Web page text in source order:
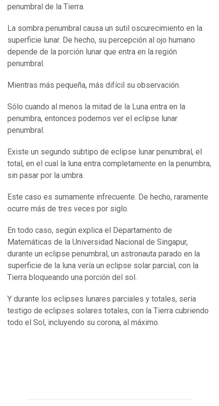
penumbral de la Tierra.
La sombra penumbral causa un sutil oscurecimiento en la
superficie lunar. De hecho, su percepción al ojo humano
depende de la porción lunar que entra en la región
penumbral.
Mientras más pequeña, más difícil su observación.
Sólo cuando al menos la mitad de la Luna entra en la
penumbra, entonces podemos ver el eclipse lunar
penumbral.
Existe un segundo subtipo de eclipse lunar penumbral, el
total, en el cual la luna entra completamente en la penumbra,
sin pasar por la umbra.
Este caso es sumamente infrecuente. De hecho, raramente
ocurre más de tres veces por siglo.
En todo caso, según explica el Departamento de
Matemáticas de la Universidad Nacional de Singapur,
durante un eclipse penumbral, un astronauta parado en la
superficie de la luna vería un eclipse solar parcial, con la
Tierra bloqueando una porción del sol.
Y durante los eclipses lunares parciales y totales, sería
testigo de eclipses solares totales, con la Tierra cubriendo
todo el Sol, incluyendo su corona, al máximo.